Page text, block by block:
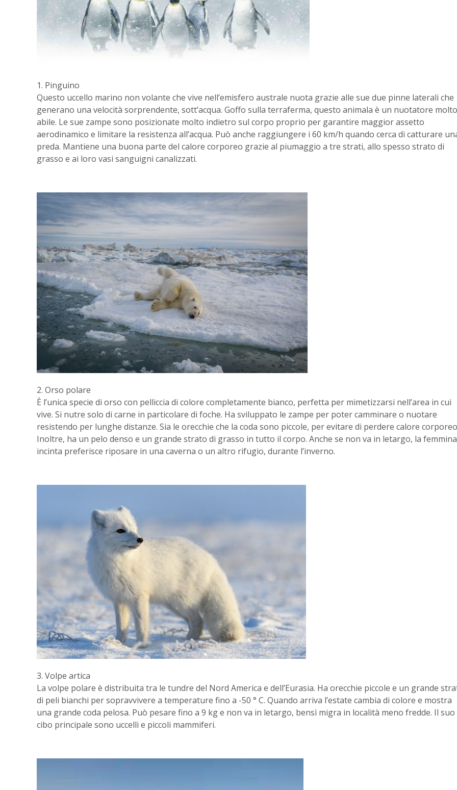
1. Pinguino
Questo uccello marino non volante che vive nell’emisfero australe nuota grazie alle sue due pinne laterali che
generano una velocità sorprendente, sott’acqua. Goffo sulla terraferma, questo animala è un nuotatore molto
abile. Le sue zampe sono posizionate molto indietro sul corpo proprio per garantire maggior assetto
aerodinamico e limitare la resistenza all’acqua. Può anche raggiungere i 60 km/h quando cerca di catturare
preda. Mantiene una buona parte del calore corporeo grazie al piumaggio a tre strati, allo spesso strato di
grasso e ai loro vasi sanguigni canalizzati.
2. Orso polare
È l’unica specie di orso con pelliccia di colore completamente bianco, perfetta per mimetizzarsi nell’area in cui
vive. Si nutre solo di carne in particolare di foche. Ha sviluppato le zampe per poter camminare o nuotare
resistendo per lunghe distanze. Sia le orecchie che la coda sono piccole, per evitare di perdere calore
Inoltre, ha un pelo denso e un grande strato di grasso in tutto il corpo. Anche se non va in letargo, la femmina
incinta preferisce riposare in una caverna o un altro rifugio, durante l’inverno.
3. Volpe artica
La volpe polare è distribuita tra le tundre del Nord America e dell’Eurasia. Ha orecchie piccole e un grande
di peli bianchi per sopravvivere a temperature fino a -50 ° C. Quando arriva l’estate cambia di colore e mostra
una grande coda pelosa. Può pesare fino a 9 kg e non va in letargo, bensì migra in località meno fredde. Il suo
cibo principale sono uccelli e piccoli mammiferi.